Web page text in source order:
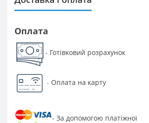
Оплата
- Готівковий розрахунок
- Оплата на карту
- За допомогою платіжної